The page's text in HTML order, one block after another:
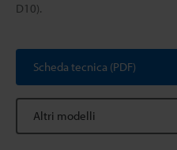
D10).
Scheda tecnica (PDF)
Altri modelli